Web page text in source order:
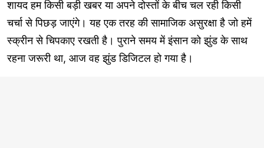
शायद हम किसी बड़ी खबर या अपने दोस्तों के बीच चल रही किसी
चर्चा से पिछड़ जाएंगे। यह एक तरह की सामाजिक असुरक्षा है जो हमें
स्क्रीन से चिपकाए रखती है। पुराने समय में इंसान को झुंड के साथ
रहना जरूरी था, आज वह झुंड डिजिटल हो गया है।